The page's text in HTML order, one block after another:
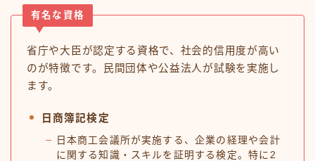
有名な資格
省庁や大臣が認定する資格で、社会的信用度が高い
のが特徴です。民間団体や公益法人が試験を実施し
ます。
日商簿記検定
日本商工会議所が実施する、企業の経理や会計
に関する知識・スキルを証明する検定。特に2